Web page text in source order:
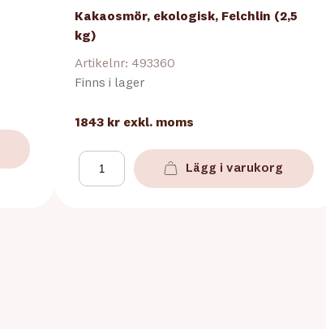
Kakaosmör, ekologisk, Felchlin (2,5
kg)
Artikelnr: 493360
Finns i lager
1843 kr exkl. moms
Lägg i varukorg